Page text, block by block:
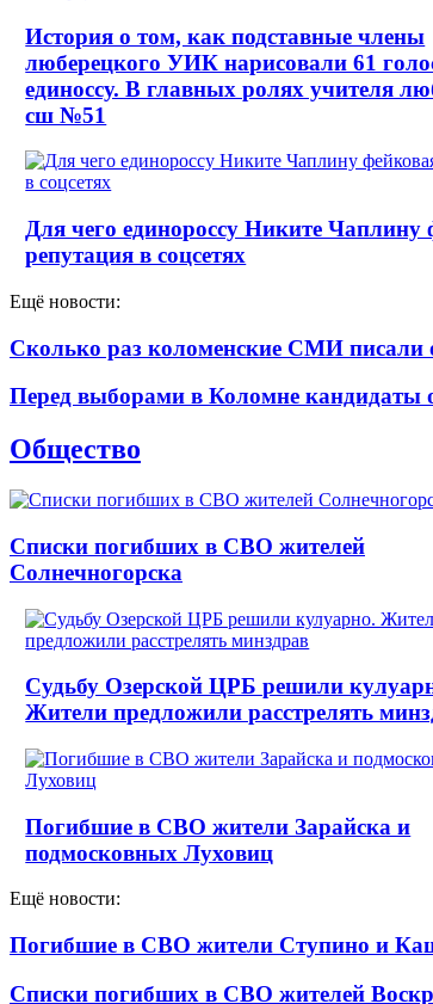
История о том, как подставные члены
люберецкого УИК нарисовали 61
единоссу. В главных ролях учителя
сш №51
Для чего единороссу Никите Чаплину
репутация в соцсетях
Ещё новости:
Сколько раз коломенские СМИ писали
Перед выборами в Коломне кандидаты
Общество
Списки погибших в СВО жителей
Солнечногорска
Судьбу Озерской ЦРБ решили
Жители предложили расстрелять
Погибшие в СВО жители Зарайска и
подмосковных Луховиц
Ещё новости:
Погибшие в СВО жители Ступино и
Списки погибших в СВО жителей